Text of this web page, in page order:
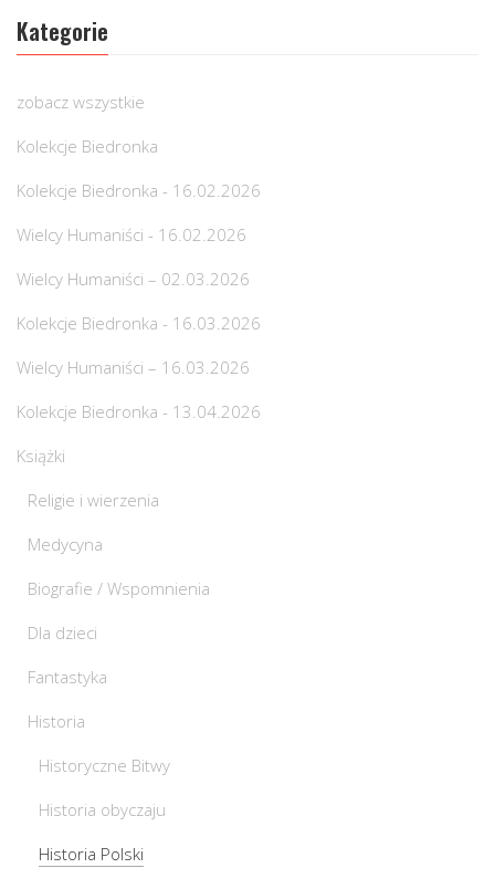
Kategorie
zobacz wszystkie
Kolekcje Biedronka
Kolekcje Biedronka - 16.02.2026
Wielcy Humaniści - 16.02.2026
Wielcy Humaniści – 02.03.2026
Kolekcje Biedronka - 16.03.2026
Wielcy Humaniści – 16.03.2026
Kolekcje Biedronka - 13.04.2026
Książki
Religie i wierzenia
Medycyna
Biografie / Wspomnienia
Dla dzieci
Fantastyka
Historia
Historyczne Bitwy
Historia obyczaju
Historia Polski